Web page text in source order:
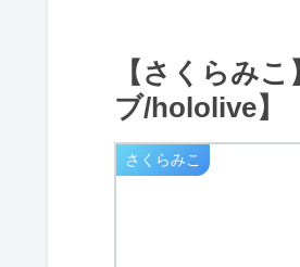
【さくらみ
ブ/hololive】
さくらみこ